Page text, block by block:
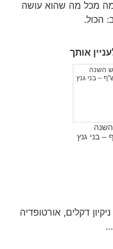
מכל מה שהוא עושה
: הכול.
אותך
– בני גנץ
דקלים, אורטופדיה